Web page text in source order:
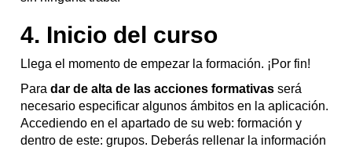
4. Inicio del curso
Llega el momento de empezar la formación. ¡Por fin!
Paradar de alta de las acciones formativas será
necesario especificar algunos ámbitos en la aplicación.
Accediendo en el apartado de su web: formación y
dentro de este: grupos. Deberás rellenar la información